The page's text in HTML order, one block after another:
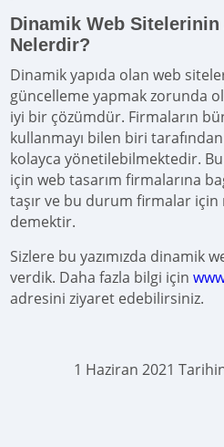
Dinamik Web Sitelerinin
Nelerdir?
Dinamik yapıda olan web
güncelleme yapmak zorunda
iyi bir çözümdür. Firmaların
kullanmayı bilen biri
kolayca yönetilebilmektedir.
için web tasarım firmalarına
taşır ve bu durum firmalar için
demektir.
Sizlere bu yazımızda dinamik
verdik. Daha fazla bilgi için
adresini ziyaret edebilirsiniz.
1 Haziran 2021